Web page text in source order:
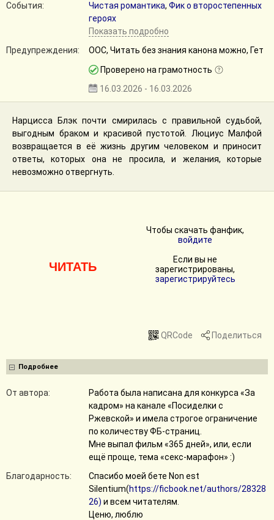
События:
Чистая романтика, Фик о второстепенных
героях
Показать подробно
Предупреждения:
ООС, Читать без знания канона можно, Гет
Проверено на грамотность
16.03.2026 - 16.03.2026
Нарцисса Блэк почти смирилась с правильной судьбой,
выгодным браком и красивой пустотой. Люциус Малфой
возвращается в её жизнь другим человеком и приносит
ответы, которых она не просила, и желания, которые
невозможно отвергнуть.
ЧИТАТЬ
Чтобы скачать фанфик,
войдите
Если вы не
зарегистрированы,
зарегистрируйтесь
QRCode Поделиться
Подробнее
От автора:
Работа была написана для конкурса «За
кадром» на канале «Посиделки с
Ржевской» и имела строгое ограничение
по количеству ФБ-страниц.
Мне выпал фильм «365 дней», или, если
ещё проще, тема «секс-марафон» :)
Благодарность:
Спасибо моей бете Non est
Silentium(https://ficbook.net/authors/28328
26) и всем читателям.
Ценю, люблю